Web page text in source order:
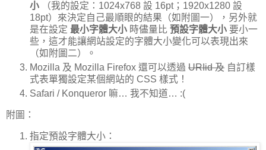
小 （我的設定：1024x768 設 16pt；1920x1280 設
18pt）來決定自己最順眼的結果（如附圖一），另外就
是在設定 最小字體大小 時儘量比 預設字體大小 要小一
些，這才能讓網站設定的字體大小變化可以表現出來
（如附圖二）。
Mozilla 及 Mozilla Firefox 還可以透過 URIid 及 自訂樣
式表單獨設定某個網站的 CSS 樣式！
Safari / Konqueror 嘛… 我不知道… :(
附圖：
指定預設字體大小：